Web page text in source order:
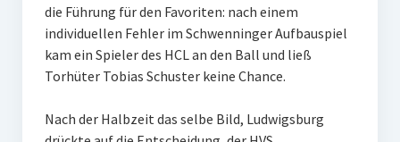
Internationale Hallenhockeyturnier
die Führung für den Favoriten: nach einem
individuellen Fehler im Schwenninger Aufbauspiel
kam ein Spieler des HCL an den Ball und ließ
Torhüter Tobias Schuster keine Chance.
Nach der Halbzeit das selbe Bild, Ludwigsburg